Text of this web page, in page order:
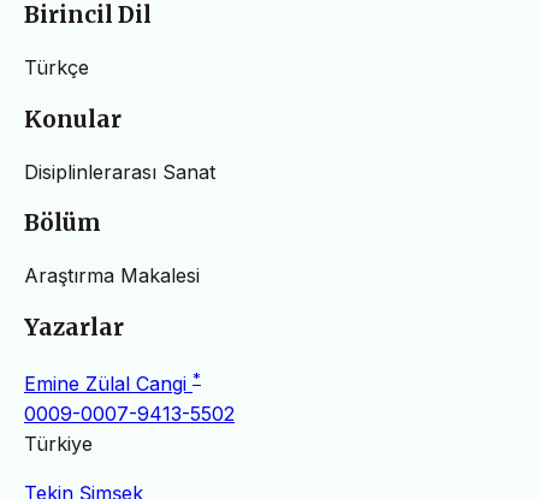
Birincil Dil
Türkçe
Konular
Disiplinlerarası Sanat
Bölüm
Araştırma Makalesi
Yazarlar
Emine Zülal Cangi *
0009-0007-9413-5502
Türkiye
Tekin Şimşek